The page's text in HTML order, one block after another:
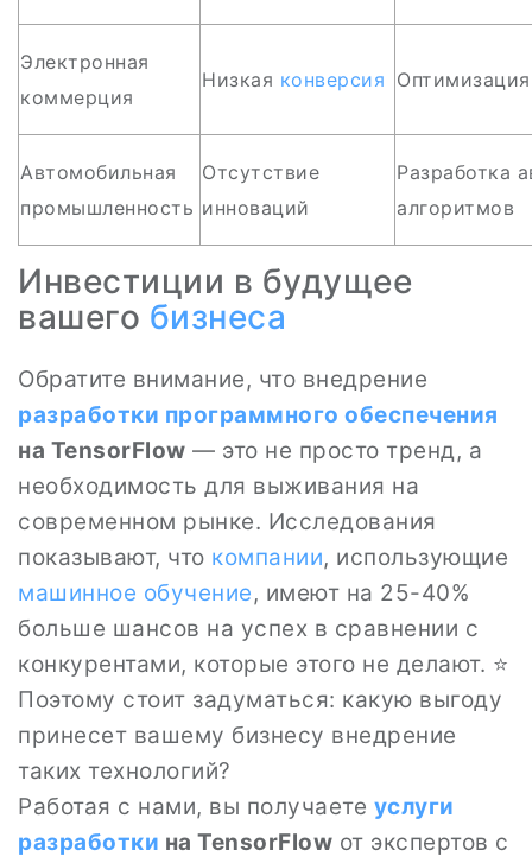
Электронная
коммерция
Низкая конверсия
Автомобильная
промышленность
Отсутствие
инноваций
Разработка
алгоритмов
Инвестиции в будущее
вашего бизнеса
Обратите внимание, что внедрение
разработки программного обеспечения
на TensorFlow — это не просто тренд, а
необходимость для выживания на
современном рынке. Исследования
показывают, что компании, использующие
машинное обучение, имеют на 25-40%
больше шансов на успех в сравнении с
конкурентами, которые этого не делают. ⭐
Поэтому стоит задуматься: какую выгоду
принесет вашему бизнесу внедрение
таких технологий?
Работая с нами, вы получаете услуги
разработки на TensorFlow от экспертов с